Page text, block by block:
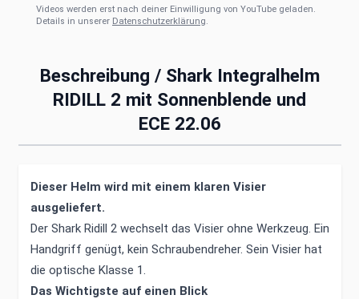
Videos werden erst nach deiner Einwilligung von YouTube geladen.
Details in unserer Datenschutzerklärung.
Beschreibung / Shark Integralhelm
RIDILL 2 mit Sonnenblende und
ECE 22.06
Dieser Helm wird mit einem klaren Visier
ausgeliefert.
Der Shark Ridill 2 wechselt das Visier ohne Werkzeug. Ein
Handgriff genügt, kein Schraubendreher. Sein Visier hat
die optische Klasse 1.
Das Wichtigste auf einen Blick